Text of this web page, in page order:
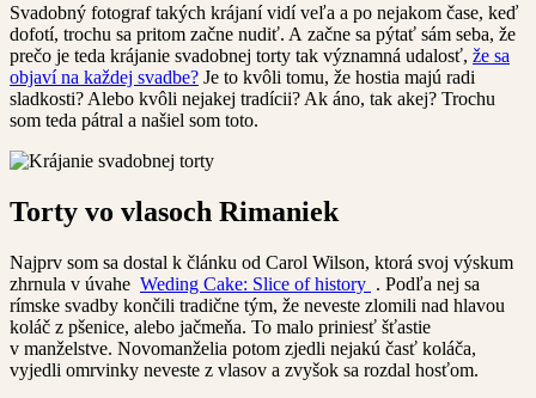
Svadobný fotograf takých krájaní vidí veľa a po nejakom čase, keď
dofotí, trochu sa pritom začne nudiť. A začne sa pýtať sám seba, že
prečo je teda krájanie svadobnej torty tak významná udalosť, že sa
objaví na každej svadbe? Je to kvôli tomu, že hostia majú radi
sladkosti? Alebo kvôli nejakej tradícii? Ak áno, tak akej? Trochu
som teda pátral a našiel som toto.
Torty vo vlasoch Rimaniek
Najprv som sa dostal k článku od Carol Wilson, ktorá svoj výskum
zhrnula v úvahe Weding Cake: Slice of history . Podľa nej sa
rímske svadby končili tradične tým, že neveste zlomili nad hlavou
koláč z pšenice, alebo jačmeňa. To malo priniesť šťastie
v manželstve. Novomanželia potom zjedli nejakú časť koláča,
vyjedli omrvinky neveste z vlasov a zvyšok sa rozdal hosťom.